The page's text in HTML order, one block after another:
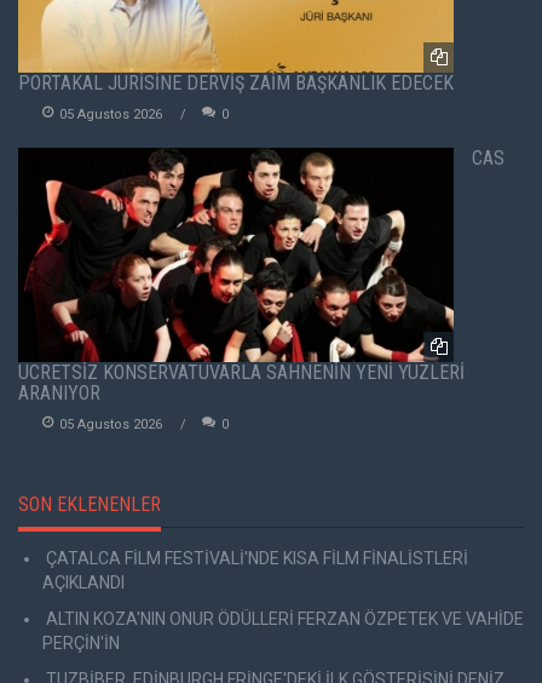
PORTAKAL JÜRİSİNE DERVİŞ ZAİM BAŞKANLIK EDECEK
05 Agustos 2026 0
CAS
ÜCRETSİZ KONSERVATUVARLA SAHNENİN YENİ YÜZLERİ
ARANIYOR
05 Agustos 2026 0
SON EKLENENLER
ÇATALCA FİLM FESTİVALİ'NDE KISA FİLM FİNALİSTLERİ
AÇIKLANDI
ALTIN KOZA'NIN ONUR ÖDÜLLERİ FERZAN ÖZPETEK VE VAHİDE
PERÇİN'İN
TUZBİBER, EDİNBURGH FRİNGE'DEKİ İLK GÖSTERİSİNİ DENİZ